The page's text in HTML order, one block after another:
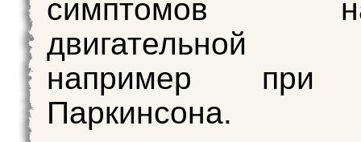
симптомов
двигательной
например при
Паркинсона.